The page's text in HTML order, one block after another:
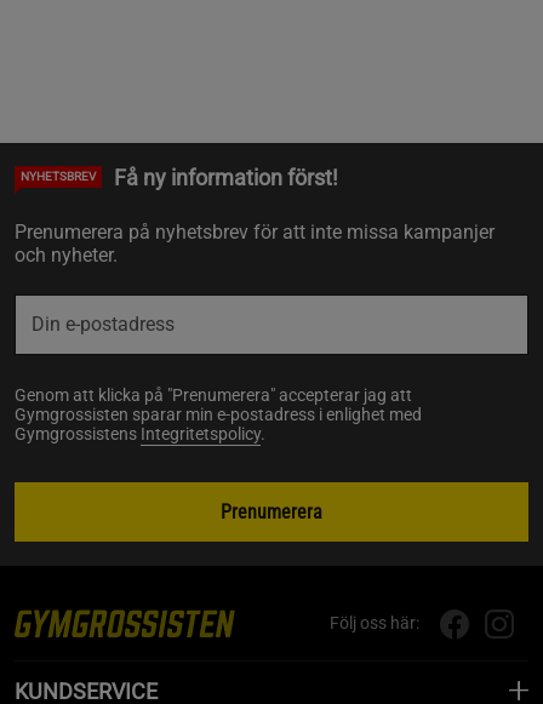
NYHETSBREV Få ny information först!
Prenumerera på nyhetsbrev för att inte missa kampanjer
och nyheter.
Genom att klicka på "Prenumerera" accepterar jag att
Gymgrossisten sparar min e-postadress i enlighet med
Gymgrossistens Integritetspolicy.
Prenumerera
Följ oss här:
KUNDSERVICE